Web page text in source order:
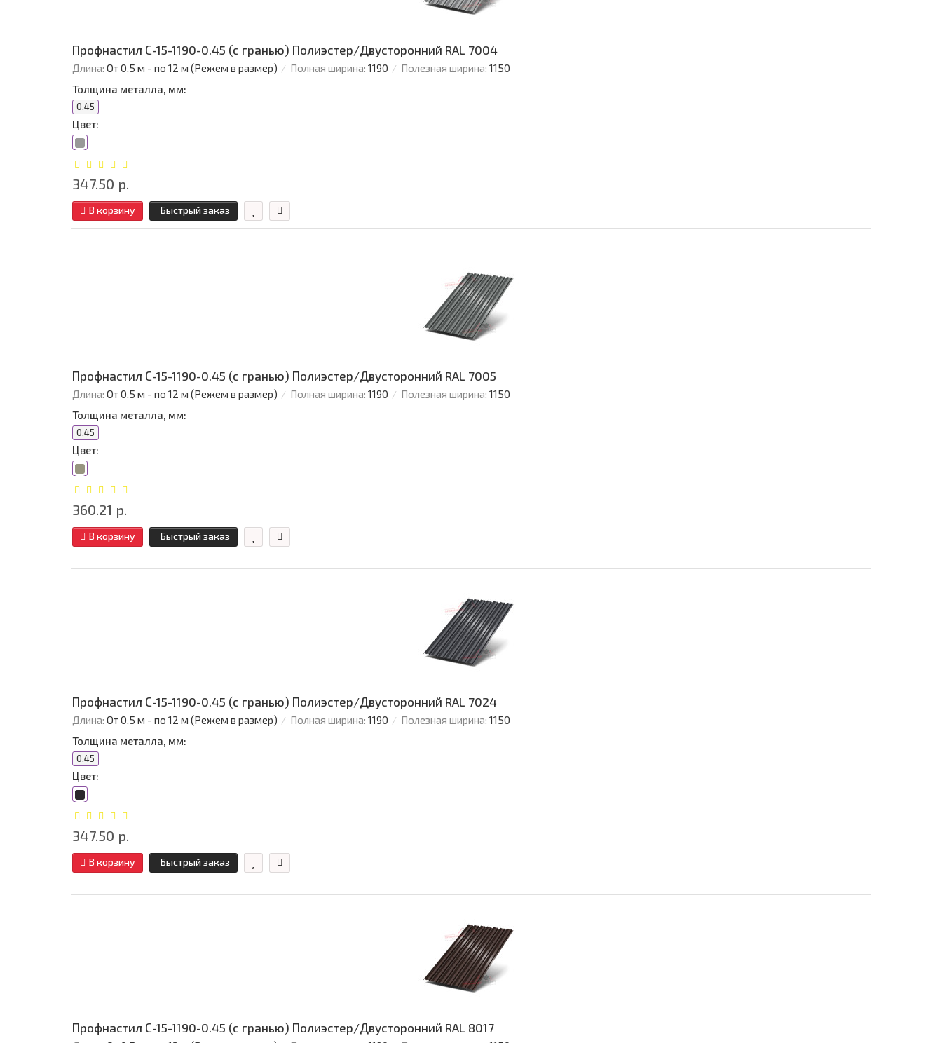
Профнастил С-15-1190-0.45 (с гранью) Полиэстер/Двусторонний RAL 7004
Длина: От 0,5 м - по 12 м (Режем в размер) Полная ширина: 1190 Полезная ширина: 1150
Толщина металла, мм:
0.45
Цвет:
347.50 р.
В корзину Быстрый заказ
Профнастил С-15-1190-0.45 (с гранью) Полиэстер/Двусторонний RAL 7005
Длина: От 0,5 м - по 12 м (Режем в размер) Полная ширина: 1190 Полезная ширина: 1150
Толщина металла, мм:
0.45
Цвет:
360.21 р.
В корзину Быстрый заказ
Профнастил С-15-1190-0.45 (с гранью) Полиэстер/Двусторонний RAL 7024
Длина: От 0,5 м - по 12 м (Режем в размер) Полная ширина: 1190 Полезная ширина: 1150
Толщина металла, мм:
0.45
Цвет:
347.50 р.
В корзину Быстрый заказ
Профнастил С-15-1190-0.45 (с гранью) Полиэстер/Двусторонний RAL 8017